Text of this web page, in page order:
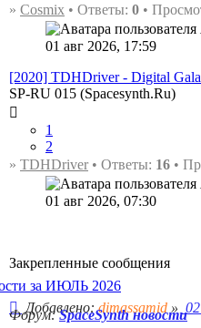
» Cosmix • Ответы: 0 •
01 авг 2026, 17:59
[2020] TDHDriver - Digital
SP-RU 015 (Spacesynth.Ru)
1
2
» TDHDriver • Ответы: 16 •
01 авг 2026, 07:30
Закрепленные сообщения
за ИЮЛЬ 2026
Добавлено:dimassamid »
Форум:SpaceSynth новости